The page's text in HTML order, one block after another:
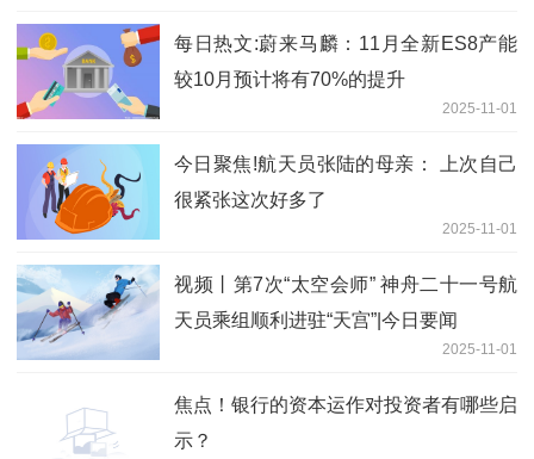
每日热文:蔚来马麟：11月全新ES8产能
较10月预计将有70%的提升
2025-11-01
今日聚焦!航天员张陆的母亲： 上次自己
很紧张这次好多了
2025-11-01
视频丨第7次“太空会师” 神舟二十一号航
天员乘组顺利进驻“天宫”|今日要闻
2025-11-01
焦点！银行的资本运作对投资者有哪些启
示？